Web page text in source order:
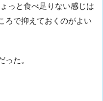
っと食べ足りない感じは
ろで抑えておくのがよい
た。